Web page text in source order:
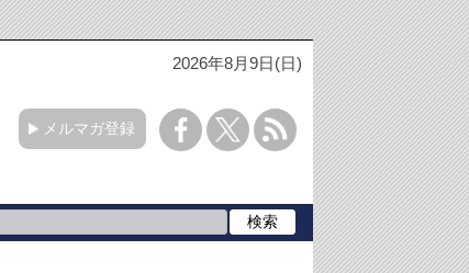
2026年8月9日(日)
メルマガ登録